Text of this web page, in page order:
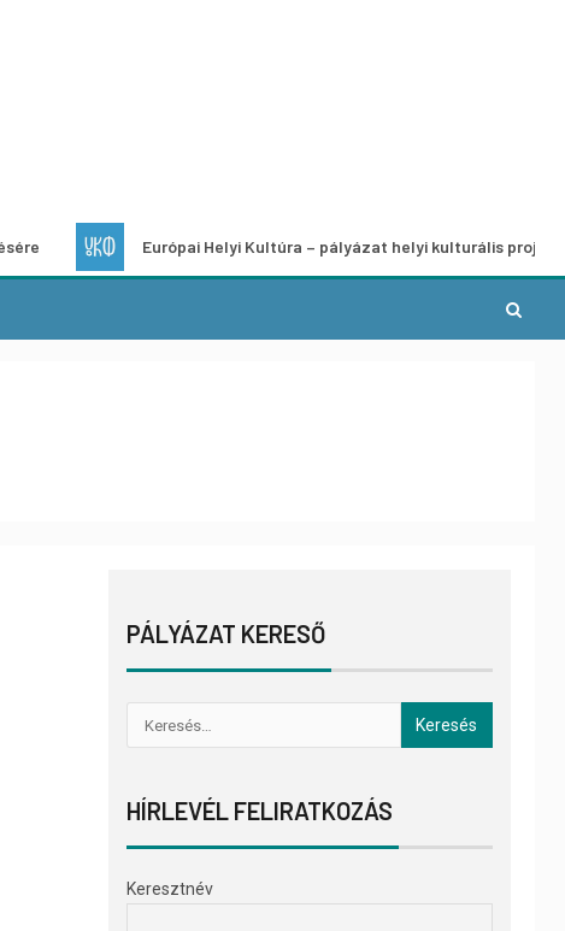
Európai Helyi Kultúra – pályázat helyi kulturális projektek
PÁLYÁZAT KERESŐ
HÍRLEVÉL FELIRATKOZÁS
Keresztnév